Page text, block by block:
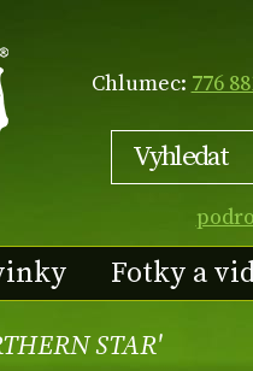
Chlumec: 776
Fotky a
STAR'